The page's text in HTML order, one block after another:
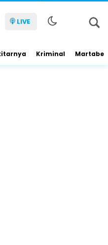
LIVE
Kriminal Martabe